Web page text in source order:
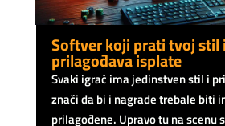
Softver koji prati tvoj stil
prilagođava isplate
Svaki igrač ima jedinstven stil i
znači da bi i nagrade trebale biti
prilagođene. Upravo tu na scenu